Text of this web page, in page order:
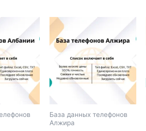
База данных телефонов
Алжира